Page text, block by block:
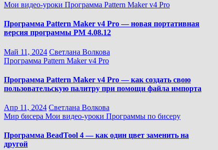
Мои видео-уроки Программа Pattern Maker v4 Pro
Программа Pattern Maker v4 Pro — новая портативная
версия программы PM 4.08.12
Май 11, 2024 Светлана Волкова
Программа Pattern Maker v4 Pro
Программа Pattern Maker v4 Pro — как создать свою
пользовательскую палитру при помощи файла импорта
Апр 11, 2024 Светлана Волкова
Мир бисера Мои видео-уроки Программы по бисеру
Программа BeadTool 4 — как один цвет заменить на
другой